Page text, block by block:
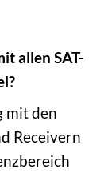
allen SAT-
mit den
Receivern